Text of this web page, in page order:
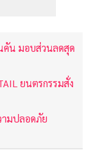
คัน มอบส่วนลดสุด
ยนตรกรรมสั่ง
ามปลอดภัย